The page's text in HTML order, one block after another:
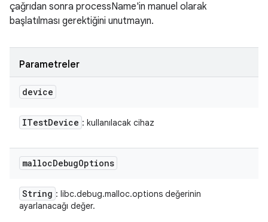
çağrıdan sonra processName'in manuel olarak
başlatılması gerektiğini unutmayın.
Parametreler
device
ITestDevice : kullanılacak cihaz
mallocDebugOptions
String : libc.debug.malloc.options değerinin
ayarlanacağı değer.